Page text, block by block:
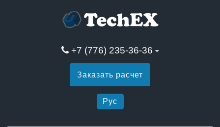
+7 (776) 235-36-36
Заказать расчет
Рус